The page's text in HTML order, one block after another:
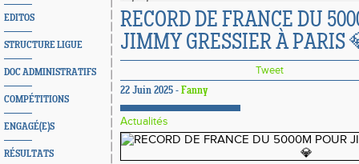
EDITOS
STRUCTURE LIGUE
DOC ADMINISTRATIFS
COMPÉTITIONS
ENGAGÉ(E)S
RÉSULTATS
RECORD DE FRANCE DU
JIMMY GRESSIER À PARIS
Tweet
22 Juin 2025 - Fanny
Actualités